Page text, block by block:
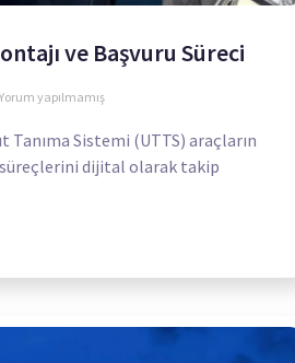
ve Başvuru Süreci
Yorum yapılmamış
Tanıma Sistemi (UTTS) araçların
süreçlerini dijital olarak takip